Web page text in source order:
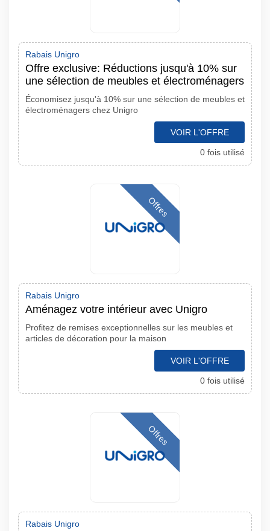
Rabais Unigro
Offre exclusive: Réductions jusqu'à 10% sur
une sélection de meubles et électroménagers
Économisez jusqu'à 10% sur une sélection de meubles et
électroménagers chez Unigro
VOIR L'OFFRE
0 fois utilisé
Offres
Rabais Unigro
Aménagez votre intérieur avec Unigro
Profitez de remises exceptionnelles sur les meubles et
articles de décoration pour la maison
VOIR L'OFFRE
0 fois utilisé
Offres
Rabais Unigro